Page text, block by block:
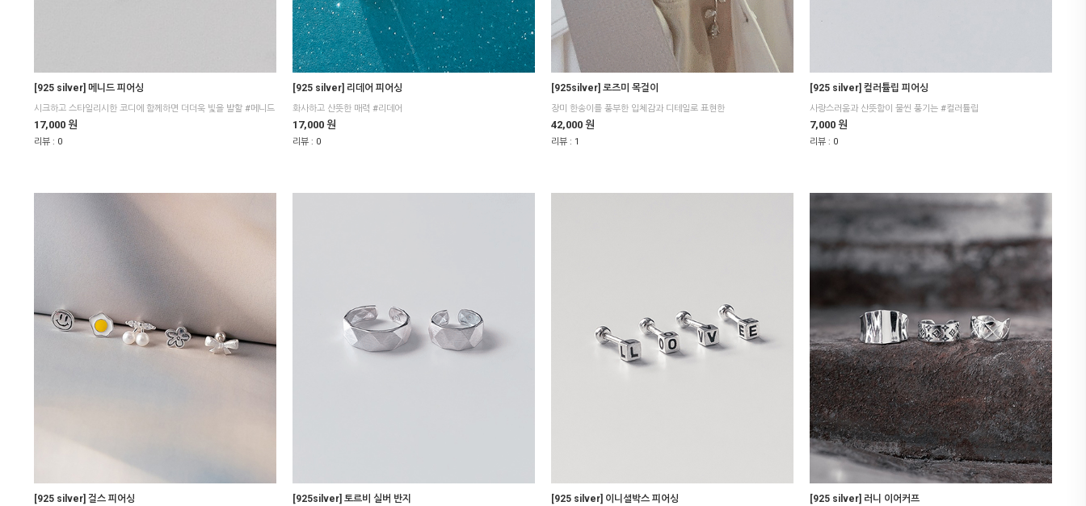
[925 silver] 메니드 피어싱
시크하고 스타일리시한 코디에 함께하면 더더욱 빛을 발할 #메니드
17,000 원
리뷰 : 0
[925 silver] 리데어 피어싱
화사하고 산뜻한 매력 #리데어
17,000 원
리뷰 : 0
[925silver] 로즈미 목걸이
장미 한송이를 풍부한 입체감과 디테일로 표현한
42,000 원
리뷰 : 1
[925 silver] 컬러튤립 피어싱
사랑스러움과 산뜻함이 물씬 풍기는 #컬러튤립
7,000 원
리뷰 : 0
[925 silver] 걸스 피어싱 [925silver] 토르비 실버 반지 [925 silver] 이니셜박스 피어싱 [925 silver] 러니 이어커프